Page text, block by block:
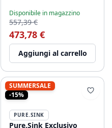
Disponibile in magazzino
557,39 €
473,78 €
Aggiungi al carrello
SUMMERSALE
-15%
PURE.SINK
Pure.Sink Exclusivo